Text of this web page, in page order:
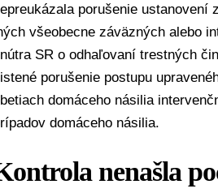
porušenie
všeobecne záväzných alebo
SR o odhaľovaní trestných
porušenie postupu
domáceho násilia
domáceho násilia.
nenašla